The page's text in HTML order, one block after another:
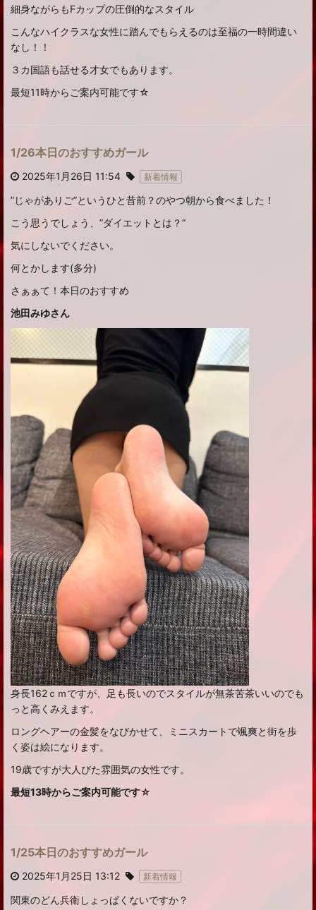
細身ながらもFカップの圧倒的なスタイル
こんなハイクラスな女性に踏んでもらえるのは至福の一時間違い
なし！！
３カ国語も話せる才女でもあります。
最短11時からご案内可能です☆
1/26本日のおすすめガール
2025年1月26日 11:54 新着情報
”じゃがありご”というひと昔前？のやつ朝から食べました！
こう思うでしょう、”ダイエットとは？”
気にしないでください。
何とかします(多分)
さぁぁて！本日のおすすめ
池田みゆさん
身長162ｃｍですが、足も長いのでスタイルが無茶苦茶いいのでも
っと高くみえます。
ロングヘアーの金髪をなびかせて、ミニスカートで颯爽と街を歩
く姿は絵になります。
19歳ですが大人びた雰囲気の女性です。
最短13時からご案内可能です☆
1/25本日のおすすめガール
2025年1月25日 13:12 新着情報
関東のどん兵衛しょっぱくないですか？